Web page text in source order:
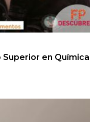
Superior en Química